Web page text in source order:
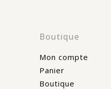
Boutique
Mon compte
Panier
Boutique